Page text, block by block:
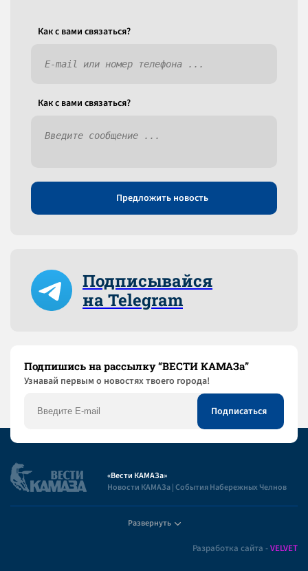
Как c вами связаться?
Как c вами связаться?
Предложить новость
Подписывайся
на Telegram
Подпишись на рассылку “ВЕСТИ КАМАЗа”
Узнaвай первым о новостях твоего города!
«Вести КАМАЗа»
Новости КАМАЗа | События Набережных Челнов
Развернуть
Разработка сайта -VELVET